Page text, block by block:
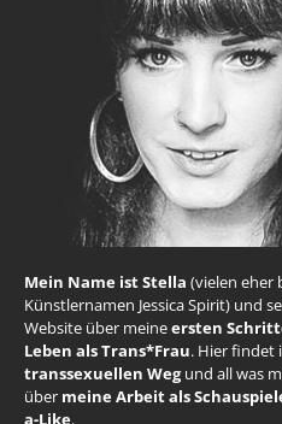
Mein Name ist Stella (vielen eher
Künstlernamen Jessica Spirit) und
Website über meineersten
Leben als Trans*Frau. Hier findet
transsexuellen Wegund all was
über meine Arbeit als
a-Like.